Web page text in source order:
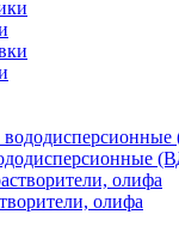
олифа